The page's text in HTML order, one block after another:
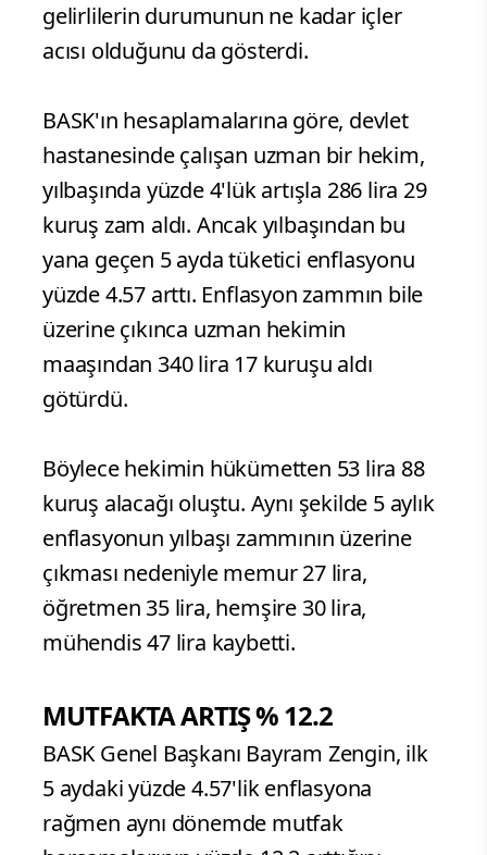
gelirlilerin durumunun ne kadar içler
acısı olduğunu da gösterdi.
BASK'ın hesaplamalarına göre, devlet
hastanesinde çalışan uzman bir hekim,
yılbaşında yüzde 4'lük artışla 286 lira 29
kuruş zam aldı. Ancak yılbaşından bu
yana geçen 5 ayda tüketici enflasyonu
yüzde 4.57 arttı. Enflasyon zammın bile
üzerine çıkınca uzman hekimin
maaşından 340 lira 17 kuruşu aldı
götürdü.
Böylece hekimin hükümetten 53 lira 88
kuruş alacağı oluştu. Aynı şekilde 5 aylık
enflasyonun yılbaşı zammının üzerine
çıkması nedeniyle memur 27 lira,
öğretmen 35 lira, hemşire 30 lira,
mühendis 47 lira kaybetti.
MUTFAKTA ARTIŞ % 12.2
BASK Genel Başkanı Bayram Zengin, ilk
5 aydaki yüzde 4.57'lik enflasyona
rağmen aynı dönemde mutfak